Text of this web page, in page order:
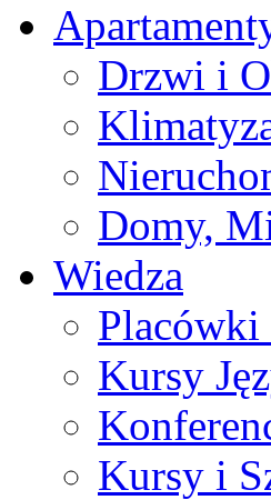
Drzwi i
Domy,
Wiedza
Placówki
Kursy
Kursy i